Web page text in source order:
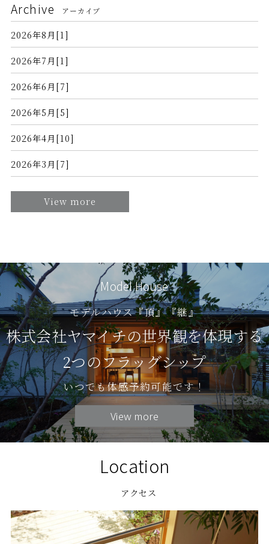
Archive アーカイブ
2026年8月[1]
2026年7月[1]
2026年6月[7]
2026年5月[5]
2026年4月[10]
2026年3月[7]
View more
Model House
モデルハウス『頂』『継』
株式会社ヤマイチの世界観を体現する
2つのフラッグシップ
いつでも体感予約可能です！
View more
Location
アクセス